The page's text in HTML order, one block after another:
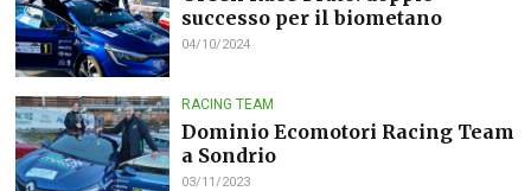
successo per il biometano
04/10/2024
RACING TEAM
Dominio Ecomotori Racing Team
a Sondrio
03/11/2023